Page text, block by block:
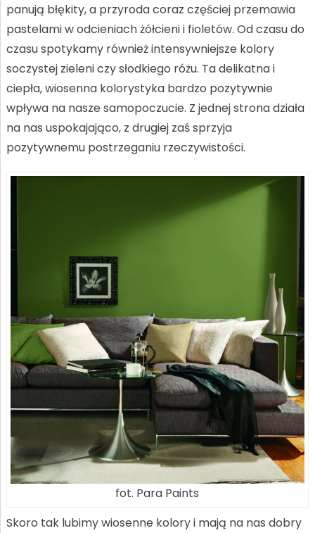
panują błękity, a przyroda coraz częściej przemawia
pastelami w odcieniach żółcieni i fioletów. Od czasu do
czasu spotykamy również intensywniejsze kolory
soczystej zieleni czy słodkiego różu. Ta delikatna i
ciepła, wiosenna kolorystyka bardzo pozytywnie
wpływa na nasze samopoczucie. Z jednej strona działa
na nas uspokajająco, z drugiej zaś sprzyja
pozytywnemu postrzeganiu rzeczywistości.
fot. Para Paints
Skoro tak lubimy wiosenne kolory i mają na nas dobry